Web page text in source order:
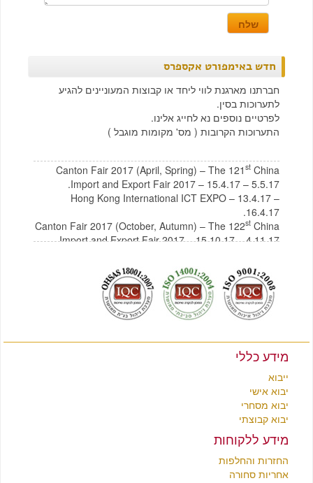
חדש באימפורט אקספרס
חברתנו מארגנת לווי ליחד או קבוצות המעוניינים להגיע
לתערוכות בסין.
לפרטיים נוספים נא לחייג אלינו.
התערוכות הקרובות ( מס' מקומות מוגבל )
Canton Fair 2017 (April, Spring) – The 121 stChina
Import and Export Fair 2017 – 15.4.17 – 5.5.17.
Hong Kong International ICT EXPO – 13.4.17 –
16.4.17.
Canton Fair 2017 (October, Autumn) – The 122 stChina
Import and Export Fair 2017 – 15.10.17 – 4.11.17
לצפייה בקטלוג רהיטים מסיןלחץ כאן
מידע כללי
ייבוא
יבוא אישי
יבוא מסחרי
יבוא קבוצתי
מידע ללקוחות
החזרות והחלפות
אחריות סחורה